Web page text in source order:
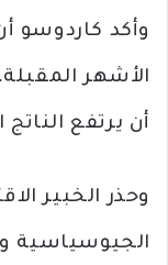
وأكد كاردوسو
أن يرتفع الناتج
وحذر الخبير
الجيوسياسية